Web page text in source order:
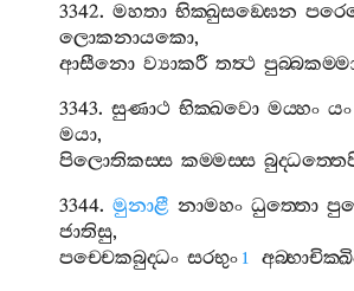
3342.මහතා භික‍්ඛුසඞ‍්ඝෙන
ලොකනායකො,
ආසීනො ව්‍යාකරී තත්‍ථ
3343.සුණාථ භික‍්ඛවො මය‍්හං යං
මයා,
පිලොතිකස‍්ස කම‍්මස‍්ස
3344.මුනාළී නාමහං ධුත‍්තො
ජාතිසු,
පච‍්චෙකබුද‍්ධං සරභුං 1